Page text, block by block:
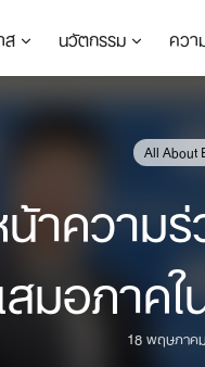
นวัตกรรม ควา
All About
น้าควา
มอภาคใ
18 พฤษภาค